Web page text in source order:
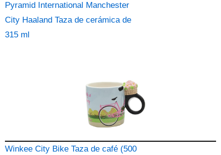
Pyramid International Manchester
City Haaland Taza de cerámica de
315 ml
Winkee City Bike Taza de café (500